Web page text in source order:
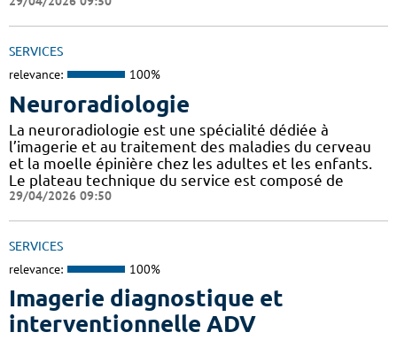
SERVICES
relevance: 100%
Neuroradiologie
La neuroradiologie est une spécialité dédiée à
l’imagerie et au traitement des maladies du cerveau
et la moelle épinière chez les adultes et les enfants.
Le plateau technique du service est composé de
29/04/2026 09:50
SERVICES
relevance: 100%
Imagerie diagnostique et
interventionnelle ADV